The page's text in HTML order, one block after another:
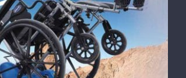
Paletli Merdiven Tırmanıcı